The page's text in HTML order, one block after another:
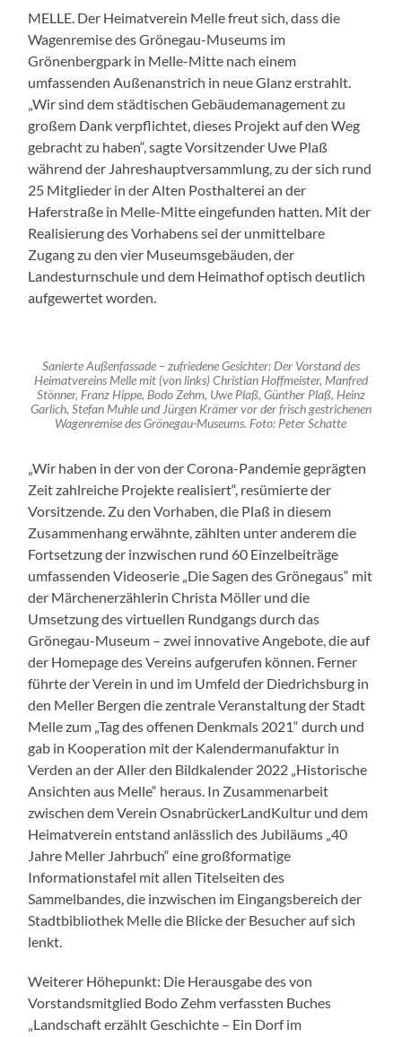
MELLE. Der Heimatverein Melle freut sich, dass die
Wagenremise des Grönegau-Museums im
Grönenbergpark in Melle-Mitte nach einem
umfassenden Außenanstrich in neue Glanz erstrahlt.
„Wir sind dem städtischen Gebäudemanagement zu
großem Dank verpflichtet, dieses Projekt auf den Weg
gebracht zu haben“, sagte Vorsitzender Uwe Plaß
während der Jahreshauptversammlung, zu der sich rund
25 Mitglieder in der Alten Posthalterei an der
Haferstraße in Melle-Mitte eingefunden hatten. Mit der
Realisierung des Vorhabens sei der unmittelbare
Zugang zu den vier Museumsgebäuden, der
Landesturnschule und dem Heimathof optisch deutlich
aufgewertet worden.
Sanierte Außenfassade – zufriedene Gesichter: Der Vorstand des
Heimatvereins Melle mit (von links) Christian Hoffmeister, Manfred
Stönner, Franz Hippe, Bodo Zehm, Uwe Plaß, Günther Plaß, Heinz
Garlich, Stefan Muhle und Jürgen Krämer vor der frisch gestrichenen
Wagenremise des Grönegau-Museums. Foto: Peter Schatte
„Wir haben in der von der Corona-Pandemie geprägten
Zeit zahlreiche Projekte realisiert“, resümierte der
Vorsitzende. Zu den Vorhaben, die Plaß in diesem
Zusammenhang erwähnte, zählten unter anderem die
Fortsetzung der inzwischen rund 60 Einzelbeiträge
umfassenden Videoserie „Die Sagen des Grönegaus“ mit
der Märchenerzählerin Christa Möller und die
Umsetzung des virtuellen Rundgangs durch das
Grönegau-Museum – zwei innovative Angebote, die auf
der Homepage des Vereins aufgerufen können. Ferner
führte der Verein in und im Umfeld der Diedrichsburg in
den Meller Bergen die zentrale Veranstaltung der Stadt
Melle zum „Tag des offenen Denkmals 2021“ durch und
gab in Kooperation mit der Kalendermanufaktur in
Verden an der Aller den Bildkalender 2022 „Historische
Ansichten aus Melle“ heraus. In Zusammenarbeit
zwischen dem Verein OsnabrückerLandKultur und dem
Heimatverein entstand anlässlich des Jubiläums „40
Jahre Meller Jahrbuch“ eine großformatige
Informationstafel mit allen Titelseiten des
Sammelbandes, die inzwischen im Eingangsbereich der
Stadtbibliothek Melle die Blicke der Besucher auf sich
lenkt.
Weiterer Höhepunkt: Die Herausgabe des von
Vorstandsmitglied Bodo Zehm verfassten Buches
„Landschaft erzählt Geschichte – Ein Dorf im